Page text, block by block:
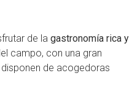
de la gastronomía rica y
campo, con una gran
de acogedoras